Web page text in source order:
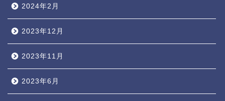
2024年2月
2023年12月
2023年11月
2023年6月